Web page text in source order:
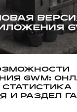
GWM:
СТАТИСТИКА
И РАЗДЕЛ